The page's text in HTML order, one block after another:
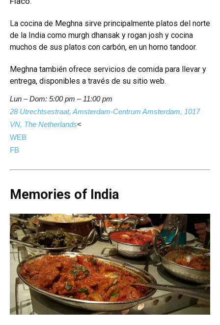
La cocina de Meghna sirve principalmente platos del norte
de la India como murgh dhansak y rogan josh y cocina
muchos de sus platos con carbón, en un horno tandoor.
Meghna también ofrece servicios de comida para llevar y
entrega, disponibles a través de su sitio web.
Lun – Dom: 5:00 pm – 11:00 pm
28 Utrechtsestraat, Amsterdam-Centrum Amsterdam, 1017
VN, The Netherlands<
WEB
FB
Memories of India